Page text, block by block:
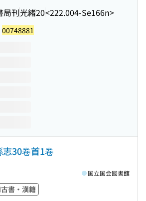
局刊光緒20<222.004-Se166n>
00748881
志30卷首1卷
書・漢籍
国立国会図書館